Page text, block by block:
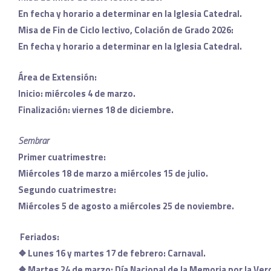
En fecha y horario a determinar en la Iglesia Catedral.
Misa de Fin de Ciclo lectivo, Colación de Grado 2026:
En fecha y horario a determinar en la Iglesia Catedral.
Área de Extensión:
Inicio: miércoles 4 de marzo.
Finalización: viernes 18 de diciembre.
Sembrar
Primer cuatrimestre:
Miércoles 18 de marzo a miércoles 15 de julio.
Segundo cuatrimestre:
Miércoles 5 de agosto a miércoles 25 de noviembre.
Feriados:
❖Lunes 16 y martes 17 de febrero: Carnaval.